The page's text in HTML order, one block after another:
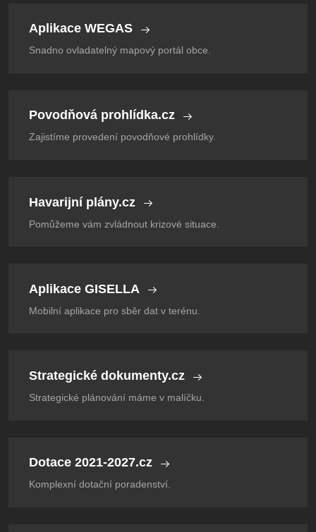
Aplikace WEGAS
Snadno ovladatelný mapový portál obce.
Povodňová prohlídka.cz
Zajistíme provedení povodňové prohlídky.
Havarijní plány.cz
Pomůžeme vám zvládnout krizové situace.
Aplikace GISELLA
Mobilní aplikace pro sběr dat v terénu.
Strategické dokumenty.cz
Strategické plánování máme v malíčku.
Dotace 2021-2027.cz
Komplexní dotační poradenství.